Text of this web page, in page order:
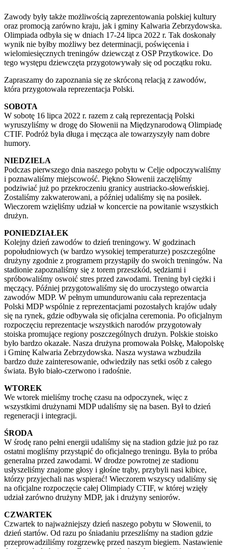
Zawody były także możliwością zaprezentowania polskiej kultury
oraz promocją zarówno kraju, jak i gminy Kalwaria Zebrzydowska.
Olimpiada odbyła się w dniach 17-24 lipca 2022 r. Tak doskonały
wynik nie byłby możliwy bez determinacji, poświęcenia i
wielomiesięcznych treningów dziewcząt z OSP Przytkowice. Do
tego występu dziewczęta przygotowywały się od początku roku.
Zapraszamy do zapoznania się ze skróconą relacją z zawodów,
która przygotowała reprezentacja Polski.
SOBOTA
W sobotę 16 lipca 2022 r. razem z całą reprezentacją Polski
wyruszyliśmy w drogę do Słowenii na Międzynarodową Olimpiadę
CTIF. Podróż była długa i męcząca ale towarzyszyły nam dobre
humory.
NIEDZIELA
Podczas pierwszego dnia naszego pobytu w Celje odpoczywaliśmy
i poznawaliśmy miejscowość. Piękno Słowenii zaczęliśmy
podziwiać już po przekroczeniu granicy austriacko-słoweńskiej.
Zostaliśmy zakwaterowani, a później udaliśmy się na posiłek.
Wieczorem wzięliśmy udział w koncercie na powitanie wszystkich
drużyn.
PONIEDZIAŁEK
Kolejny dzień zawodów to dzień treningowy. W godzinach
popołudniowych (w bardzo wysokiej temperaturze) poszczególne
drużyny zgodnie z programem przystąpiły do swoich treningów. Na
stadionie zapoznaliśmy się z torem przeszkód, sędziami i
spróbowaliśmy oswoić stres przed zawodami. Trening był ciężki i
męczący. Później przygotowaliśmy się do uroczystego otwarcia
zawodów MDP. W pełnym umundurowaniu cała reprezentacja
Polski MDP wspólnie z reprezentacjami pozostałych krajów udały
się na rynek, gdzie odbywała się oficjalna ceremonia. Po oficjalnym
rozpoczęciu reprezentacje wszystkich narodów przygotowały
stoiska promujące regiony poszczególnych drużyn. Polskie stoisko
było bardzo okazałe. Nasza drużyna promowała Polskę, Małopolskę
i Gminę Kalwaria Zebrzydowska. Nasza wystawa wzbudziła
bardzo duże zainteresowanie, odwiedziły nas setki osób z całego
świata. Było biało-czerwono i radośnie.
WTOREK
We wtorek mieliśmy trochę czasu na odpoczynek, więc z
wszystkimi drużynami MDP udaliśmy się na basen. Był to dzień
regeneracji i integracji.
ŚRODA
W środę rano pełni energii udaliśmy się na stadion gdzie już po raz
ostatni mogliśmy przystąpić do oficjalnego treningu. Była to próba
generalna przed zawodami. W drodze powrotnej ze stadionu
usłyszeliśmy znajome głosy i głośne trąby, przybyli nasi kibice,
którzy przyjechali nas wspierać! Wieczorem wszyscy udaliśmy się
na oficjalne rozpoczęcie całej Olimpiady CTIF, w której wzięły
udział zarówno drużyny MDP, jak i drużyny seniorów.
CZWARTEK
Czwartek to najważniejszy dzień naszego pobytu w Słowenii, to
dzień startów. Od razu po śniadaniu przeszliśmy na stadion gdzie
przeprowadziliśmy rozgrzewkę przed naszym biegiem. Nastawienie